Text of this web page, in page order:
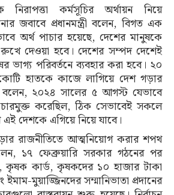
নিরাপত্তা কর্মসূচির অর্থায়ন নিয়ে
জবাবে প্রধানমন্ত্রী বলেন, বিগত এক
অর্থ পাচার হয়েছে, দেশের মানুষকে
দেওয়া হবে। দেশের সম্পদ দেশেই
ভাগ্য পরিবর্তনে ব্যবহার করা হবে। ২০
হাতকে কাজে লাগিয়ে দেশ গড়ার
বলেন, ২০২৪ সালের ৫ আগস্ট যেভাবে
করেছিল, ঠিক সেভাবেই সকলে
দেশকে এগিয়ে নিয়ে যাবে।
রাজনীতিতে আত্মনিয়োগ করার শপথ
১৭ ফেব্রুয়ারি সরকার গঠনের পর
কৃষক কার্ড, কৃষকদের ১০ হাজার টাকা
মুয়াজ্জিনদের সম্মানিভাতা প্রদানের